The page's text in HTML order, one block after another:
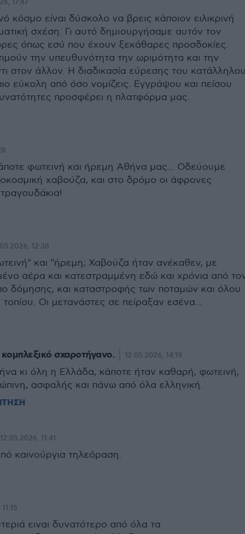
17:47
κόσμο είναι δύσκολο να βρεις κάποιον ειλικρινή
σχέση. Γι αυτό δημιουργήσαμε αυτόν τον
όπως εσύ που έχουν ξεκάθαρες προσδοκίες.
την υπευθυνότητα την ωριμότητα και την
στον άλλον. Η διαδικασία εύρεσης του
εύκολη από όσο νομίζεις. Εγγράψου και πείσου
προσφέρει η πλατφόρμα μας.
φωτεινή και ήρεμη Αθήνα μας... Οδεύουμε
χαβούζα, και στο δρόμο οι άφρονες
12:38
και "ήρεμη; Χαβούζα ήταν ανέκαθεν, με
αέρα και κατεστραμμένη εδώ και χρόνια από
δόμησης, και καταστροφής των ποταμών και όλου
Οι μετανάστες σε πείραξαν εσένα...
σχαροτήγανο. 12.05.2026, 14:19
κι όλη η Ελλάδα, κάποτε ήταν καθαρή, φωτεινή,
ασφαλής και πάνω από όλα ελληνική.
12.05.2026, 11:41
καινούργια τηλεόραση.
ειναι δυνατότερο από όλα τα